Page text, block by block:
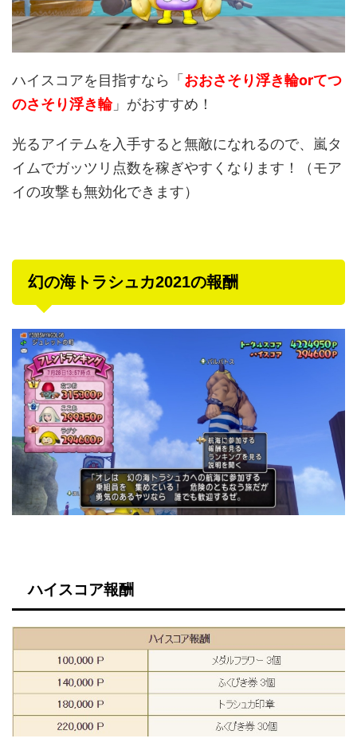
ハイスコアを目指すなら「おおさそり浮き輪orてつ
のさそり浮き輪」がおすすめ！
光るアイテムを入手すると無敵になれるので、嵐タ
イムでガッツリ点数を稼ぎやすくなります！（モア
イの攻撃も無効化できます）
幻の海トラシュカ2021の報酬
ハイスコア報酬